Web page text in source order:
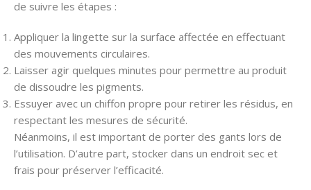
de suivre les étapes :
Appliquer la lingette sur la surface affectée en effectuant
des mouvements circulaires.
Laisser agir quelques minutes pour permettre au produit
de dissoudre les pigments.
Essuyer avec un chiffon propre pour retirer les résidus, en
respectant les mesures de sécurité.
Néanmoins, il est important de porter des gants lors de
l’utilisation. D’autre part, stocker dans un endroit sec et
frais pour préserver l’efficacité.